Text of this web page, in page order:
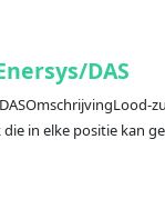
DAS
in elke positie kan